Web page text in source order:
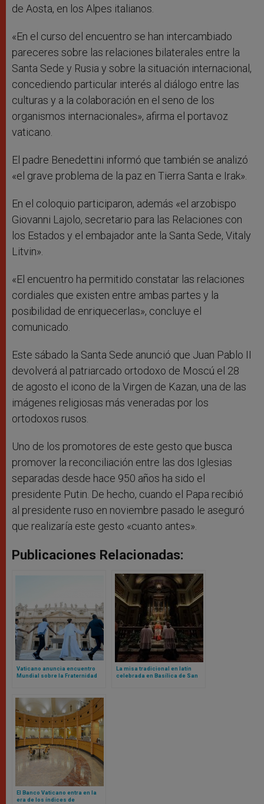
de Aosta, en los Alpes italianos.
«En el curso del encuentro se han intercambiado
pareceres sobre las relaciones bilaterales entre la
Santa Sede y Rusia y sobre la situación internacional,
concediendo particular interés al diálogo entre las
culturas y a la colaboración en el seno de los
organismos internacionales», afirma el portavoz
vaticano.
El padre Benedettini informó que también se analizó
«el grave problema de la paz en Tierra Santa e Irak».
En el coloquio participaron, además «el arzobispo
Giovanni Lajolo, secretario para las Relaciones con
los Estados y el embajador ante la Santa Sede, Vitaly
Litvin».
«El encuentro ha permitido constatar las relaciones
cordiales que existen entre ambas partes y la
posibilidad de enriquecerlas», concluye el
comunicado.
Este sábado la Santa Sede anunció que Juan Pablo II
devolverá al patriarcado ortodoxo de Moscú el 28
de agosto el icono de la Virgen de Kazan, una de las
imágenes religiosas más veneradas por los
ortodoxos rusos.
Uno de los promotores de este gesto que busca
promover la reconciliación entre las dos Iglesias
separadas desde hace 950 años ha sido el
presidente Putin. De hecho, cuando el Papa recibió
al presidente ruso en noviembre pasado le aseguró
que realizaría este gesto «cuanto antes».
Publicaciones Relacionadas:
Vaticano anuncia encuentro
Mundial sobre la Fraternidad
La misa tradicional en latín
celebrada en Basílica de San
El Banco Vaticano entra en la
era de los índices de